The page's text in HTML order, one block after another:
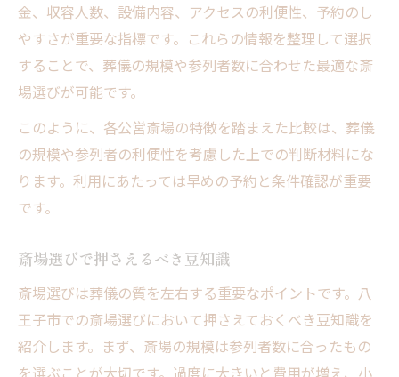
金、収容人数、設備内容、アクセスの利便性、予約のし
やすさが重要な指標です。これらの情報を整理して選択
することで、葬儀の規模や参列者数に合わせた最適な斎
場選びが可能です。
このように、各公営斎場の特徴を踏まえた比較は、葬儀
の規模や参列者の利便性を考慮した上での判断材料にな
ります。利用にあたっては早めの予約と条件確認が重要
です。
斎場選びで押さえるべき豆知識
斎場選びは葬儀の質を左右する重要なポイントです。八
王子市での斎場選びにおいて押さえておくべき豆知識を
紹介します。まず、斎場の規模は参列者数に合ったもの